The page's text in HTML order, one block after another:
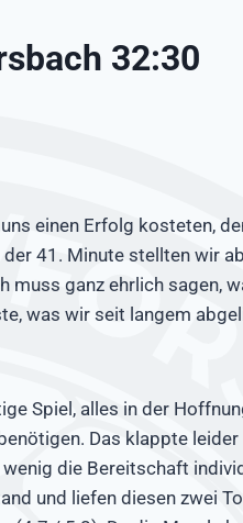
32:30
einen Erfolg kosteten,
41. Minute stellten wir
muss ganz ehrlich sagen,
was wir seit langem
Spiel, alles in der
Das klappte leider
die Bereitschaft
und liefen diesen zwei